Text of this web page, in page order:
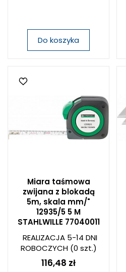
Do koszyka
Miara taśmowa
zwijana z blokadą
5m, skala mm/"
12935/5 5 M
STAHLWILLE 77040011
REALIZACJA 5-14 DNI
ROBOCZYCH(0 szt.)
116,48 zł